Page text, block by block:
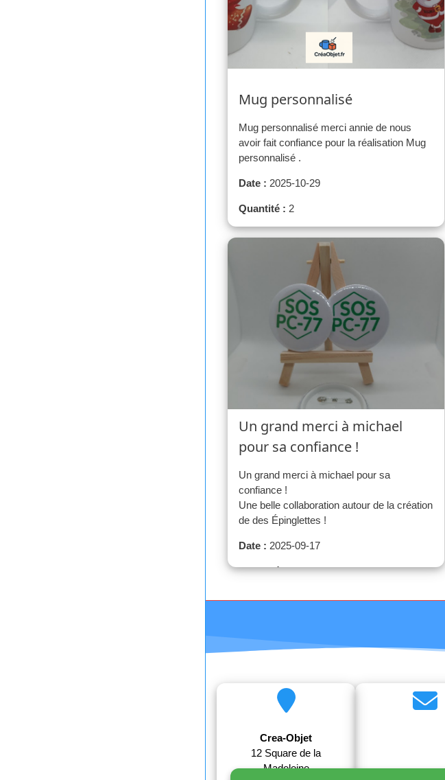
Mug personnalisé
Mug personnalisé merci annie de nous
avoir fait confiance pour la réalisation Mug
personnalisé .
Date : 2025-10-29
Quantité : 2
Un grand merci à michael
pour sa confiance !
Un grand merci à michael pour sa
confiance !
Une belle collaboration autour de la création
de des Épinglettes !
Date : 2025-09-17
Quantité :150
Crea-Objet
12 Square de la
Madeleine